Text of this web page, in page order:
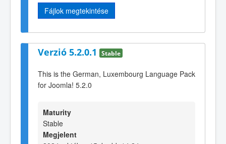
Fájlok megtekintése
Verzió 5.2.0.1 Stable
This is the German, Luxembourg Language Pack
for Joomla! 5.2.0
Maturity
Stable
Megjelent